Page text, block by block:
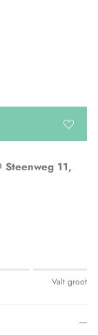
Steenweg 11,
Valt groot